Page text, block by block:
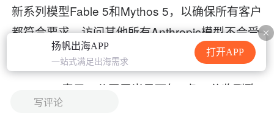
扬帆出海APP
一站式满足出海需求
打开APP
新系列模型Fable 5和Mythos 5，以确保所有客户
都符合要求。访问其他所有Anthropic模型不会受
到影响。
Anthropic表示，公司于当日下午5点21分收到政
府发出的指令。但该信函并未具体说明国家安全
写评论